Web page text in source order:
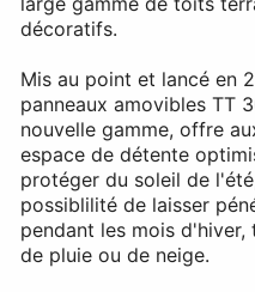
décoratifs.
Mis au point et lancé en
panneaux amovibles TT
nouvelle gamme, offre
espace de détente
protéger du soleil de
possiblilité de laisser
pendant les mois
de pluie ou de neige.